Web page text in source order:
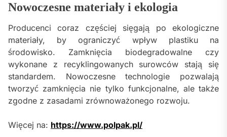
Nowoczesne materiały i ekologia
Producenci coraz częściej sięgają po ekologiczne
materiały, by ograniczyć wpływ plastiku na
środowisko. Zamknięcia biodegradowalne czy
wykonane z recyklingowanych surowców stają się
standardem. Nowoczesne technologie pozwalają
tworzyć zamknięcia nie tylko funkcjonalne, ale także
zgodne z zasadami zrównoważonego rozwoju.
Więcej na: https://www.polpak.pl/